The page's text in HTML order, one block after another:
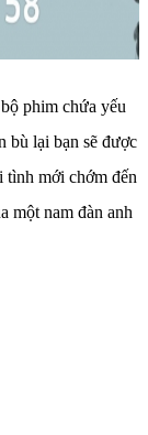
phim chứa yếu
bù lại bạn sẽ được
tình mới chớm đến
một nam đàn anh